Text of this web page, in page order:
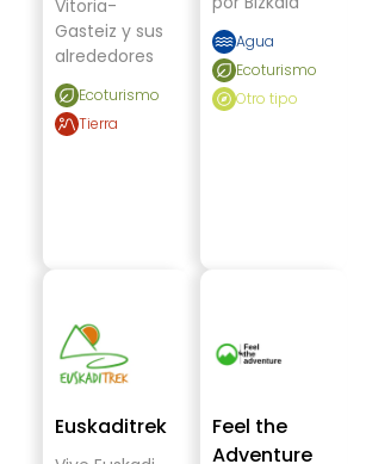
Vitoria-
Gasteiz y sus
alrededores
Ecoturismo
Tierra
Agua
Ecoturismo
Otro tipo
Euskaditrek
Feel the
Adventure